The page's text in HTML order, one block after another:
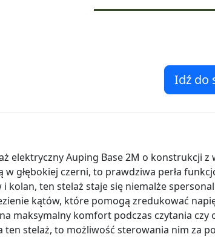
Idź do
elektryczny Auping Base 2M o konstrukcji z
głębokiej czerni, to prawdziwa perła
kolan, ten stelaż staje się niemalże
kątów, które pomogą zredukować
maksymalny komfort podczas czytania czy
ten stelaż, to możliwość sterowania nim za